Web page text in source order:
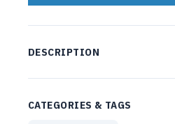
DESCRIPTION
CATEGORIES & TAGS